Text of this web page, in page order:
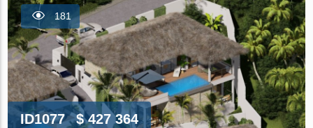
181
ID1077 $ 427 364